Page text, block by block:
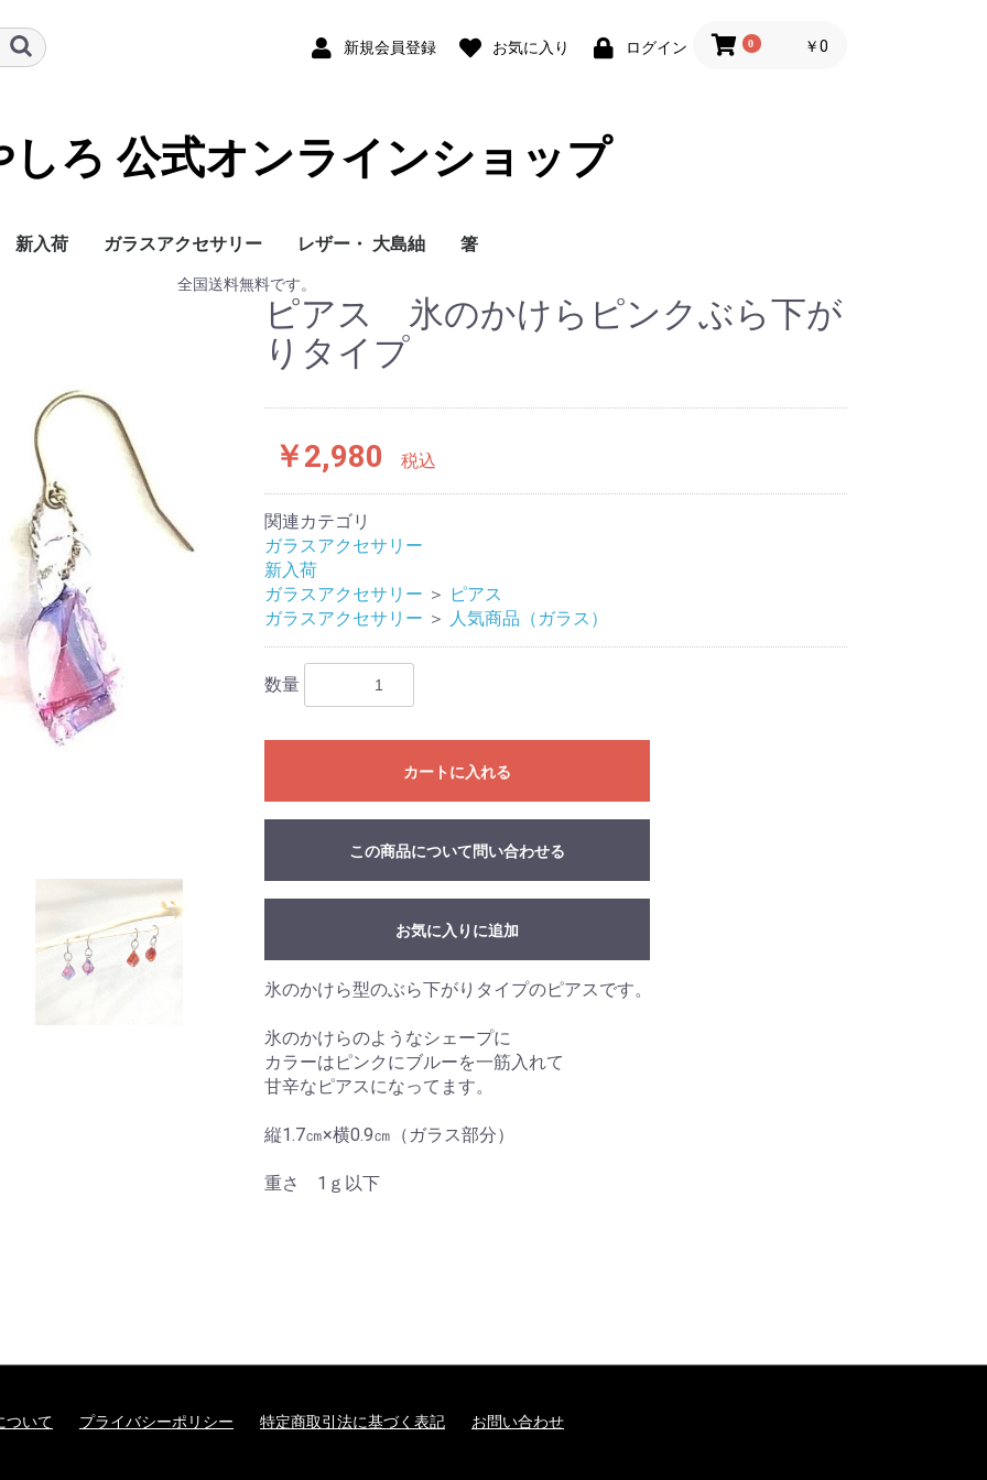
新規会員登録 お気に入り ログイン 0 ￥0
しろ 公式オンラインショップ
新入荷 ガラスアクセサリー
ろうびき紐ペンダント
レザー・ 大島紬
大島紬 リバーシブル
フリーサイズベスト
大島紬 エコバッグ
人気商品（レザー）
ラウンド型長財布
L字型長財布
二つ折り財布
小銭入れ
メガネケース
ショルダー
ポシェット
リュック 小
リュック 大
トート 大
トート 小
二つ折りカード入れ
（名刺入れ）
エナメルクロコバケツ
型バッグ
鹿革
箸
夫婦箸（桐箱入）
やしろ貝
金の魚
猫さんぽ
全国送料無料です。
ピアス 氷のかけらピンクぶら下が
りタイプ
￥2,980 税込
関連カテゴリ
ガラスアクセサリー
新入荷
ガラスアクセサリー ＞ ピアス
ガラスアクセサリー ＞ 人気商品（ガラス）
数量
カートに入れる
この商品について問い合わせる
お気に入りに追加
氷のかけら型のぶら下がりタイプのピアスです。
氷のかけらのようなシェープに
カラーはピンクにブルーを一筋入れて
甘辛なピアスになってます。
縦1.7㎝×横0.9㎝（ガラス部分）
重さ 1ｇ以下
ついて プライバシーポリシー 特定商取引法に基づく表記 お問い合わせ